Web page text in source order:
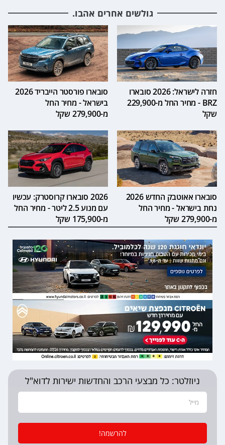
גולשים אחרים אהבו.
חזרה לישראל: 2026 סובארו
BRZ - מחיר החל מ-229,900
שקל
סובארו פורסטר הייבריד 2026
בישראל - מחיר החל
מ-279,900 שקל
סובארו אאוטבק החדש 2026
נחת בישראל - מחיר החל
מ-279,900 שקל
2026 סובארו קרוסטרק: עכשיו
עם מנוע 2.5 ליטר - מחיר החל
מ-175,900 שקל
ניוזלטר: כל מבצעי הרכב והחדשות ישירות לדוא"ל
להרשמה!